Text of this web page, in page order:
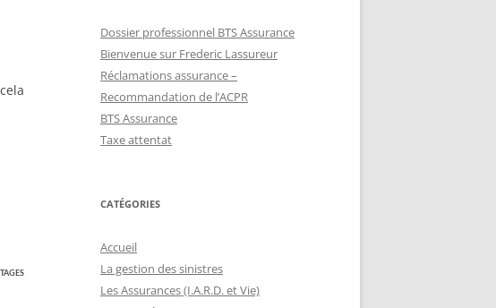
Dossier professionnel BTS Assurance
Bienvenue sur Frederic Lassureur
Réclamations assurance –
Recommandation de l’ACPR
BTS Assurance
Taxe attentat
CATÉGORIES
Accueil
La gestion des sinistres
Les Assurances (I.A.R.D. et Vie)